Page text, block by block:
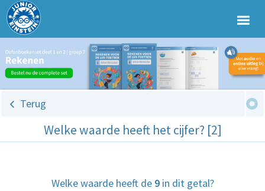
Terug
Welke waarde heeft het cijfer? [2]
Welke waarde heeft de 9in dit getal?